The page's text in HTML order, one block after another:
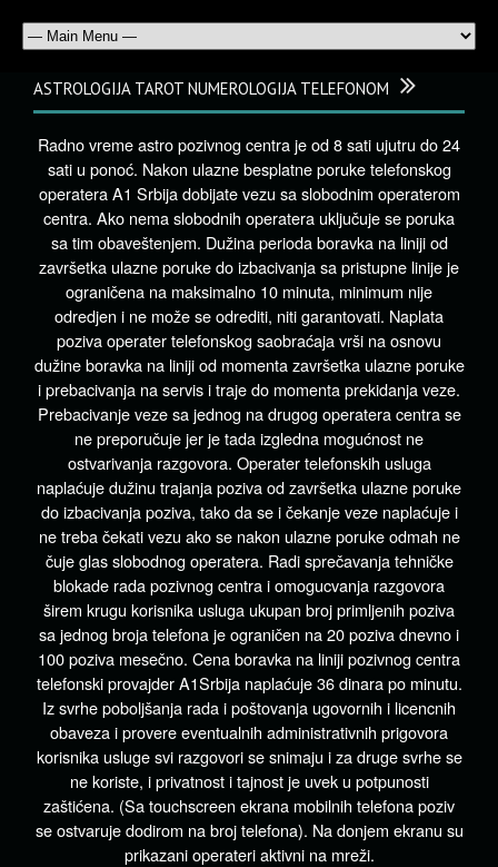
ASTROLOGIJA TAROT NUMEROLOGIJA TELEFONOM
Radno vreme astro pozivnog centra je od 8 sati ujutru do 24
sati u ponoć. Nakon ulazne besplatne poruke telefonskog
operatera A1 Srbija dobijate vezu sa slobodnim operaterom
centra. Ako nema slobodnih operatera uključuje se poruka
sa tim obaveštenjem. Dužina perioda boravka na liniji od
završetka ulazne poruke do izbacivanja sa pristupne linije je
ograničena na maksimalno 10 minuta, minimum nije
odredjen i ne može se odrediti, niti garantovati. Naplata
poziva operater telefonskog saobraćaja vrši na osnovu
dužine boravka na liniji od momenta završetka ulazne poruke
i prebacivanja na servis i traje do momenta prekidanja veze.
Prebacivanje veze sa jednog na drugog operatera centra se
ne preporučuje jer je tada izgledna mogućnost ne
ostvarivanja razgovora. Operater telefonskih usluga
naplaćuje dužinu trajanja poziva od završetka ulazne poruke
do izbacivanja poziva, tako da se i čekanje veze naplaćuje i
ne treba čekati vezu ako se nakon ulazne poruke odmah ne
čuje glas slobodnog operatera. Radi sprečavanja tehničke
blokade rada pozivnog centra i omogucvanja razgovora
širem krugu korisnika usluga ukupan broj primljenih poziva
sa jednog broja telefona je ograničen na 20 poziva dnevno i
100 poziva mesečno. Cena boravka na liniji pozivnog centra
telefonski provajder A1Srbija naplaćuje 36 dinara po minutu.
Iz svrhe poboljšanja rada i poštovanja ugovornih i licencnih
obaveza i provere eventualnih administrativnih prigovora
korisnika usluge svi razgovori se snimaju i za druge svrhe se
ne koriste, i privatnost i tajnost je uvek u potpunosti
zaštićena. (Sa touchscreen ekrana mobilnih telefona poziv
se ostvaruje dodirom na broj telefona). Na donjem ekranu su
prikazani operateri aktivni na mreži.